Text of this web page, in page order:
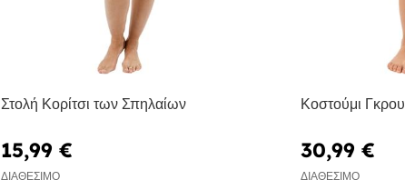
Στολή Κορίτσι των Σπηλαίων
15,99 €
ΔΙΑΘΈΣΙΜΟ
Κοστούμι
30,99 €
ΔΙΑΘΈΣΙΜΟ